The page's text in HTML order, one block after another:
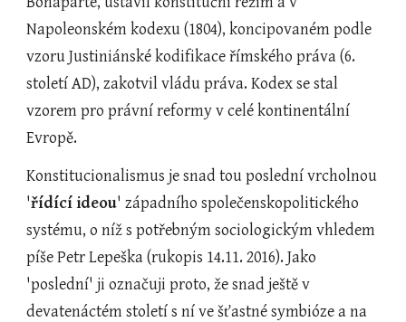
Napoleonském kodexu (1804), koncipovaném podle
vzoru Justiniánské kodifikace římského práva (6.
století AD), zakotvil vládu práva. Kodex se stal
vzorem pro právní reformy v celé kontinentální
Evropě.
Konstitucionalismus je snad tou poslední vrcholnou
'řídící ideou' západního společenskopolitického
systému, o níž s potřebným sociologickým vhledem
píše Petr Lepeška (rukopis 14.11. 2016). Jako
'poslední' ji označuji proto, že snad ještě v
devatenáctém století s ní ve šťastné symbióze a na